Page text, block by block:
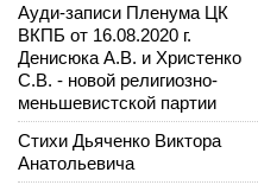
Ауди-записи Пленума ЦК
ВКПБ от 16.08.2020 г.
Денисюка А.В. и Христенко
С.В. - новой религиозно-
меньшевистской партии
Стихи Дьяченко Виктора
Анатольевича